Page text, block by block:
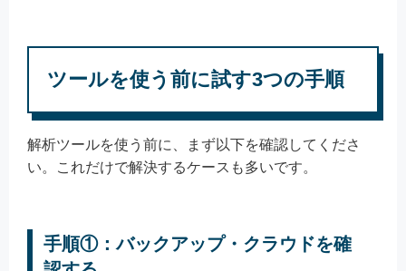
ツールを使う前に試す3つの手順
解析ツールを使う前に、まず以下を確認してくださ
い。これだけで解決するケースも多いです。
手順①：バックアップ・クラウドを確